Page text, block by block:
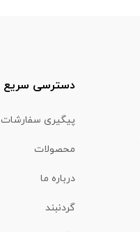
دسترسی سریع
پیگیری سفارشات
محصولات
درباره ما
گردنبند